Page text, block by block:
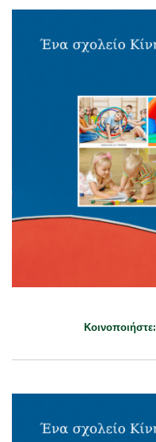
Κοινοποιήστε: